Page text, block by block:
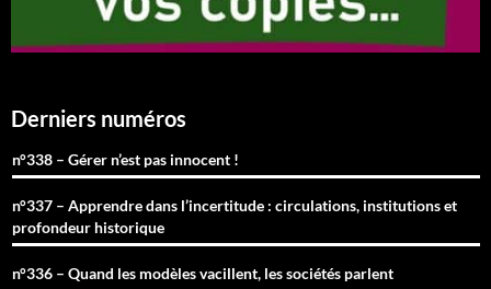
Derniers numéros
n°338 – Gérer n’est pas innocent !
n°337 – Apprendre dans l’incertitude : circulations, institutions et
profondeur historique
n°336 – Quand les modèles vacillent, les sociétés parlent